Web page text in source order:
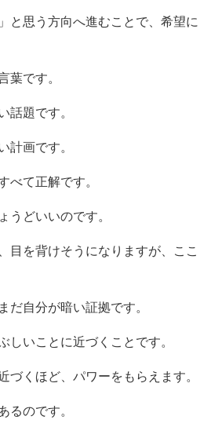
と思う方向へ進むことで、希望に
葉です。
話題です。
計画です。
べて正解です。
うどいいのです。
目を背けそうになりますが、ここ
だ自分が暗い証拠です。
しいことに近づくことです。
づくほど、パワーをもらえます。
るのです。